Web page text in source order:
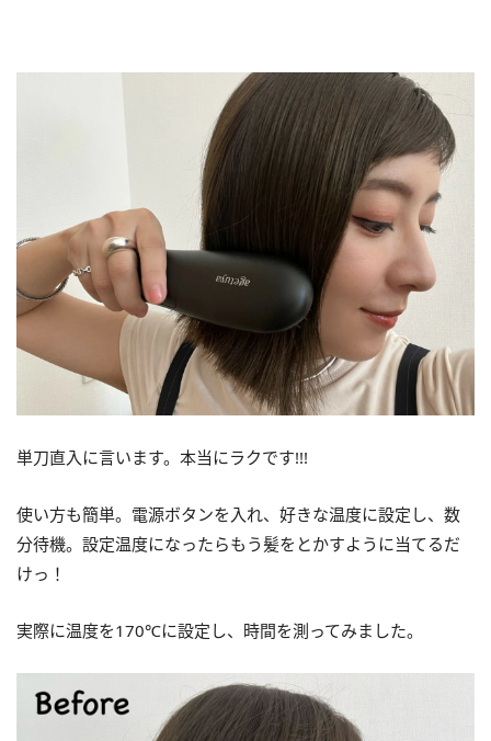
単刀直入に言います。本当にラクです!!!
使い方も簡単。電源ボタンを入れ、好きな温度に設定し、数
分待機。設定温度になったらもう髪をとかすように当てるだ
けっ！
実際に温度を170℃に設定し、時間を測ってみました。